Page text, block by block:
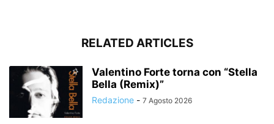
RELATED ARTICLES
Valentino Forte torna con “Stella
Bella (Remix)”
Redazione - 7 Agosto 2026